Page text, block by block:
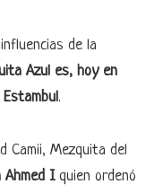
de la
Azul es, hoy en
.
Camii, Mezquita del
Ahmed I quien ordenó